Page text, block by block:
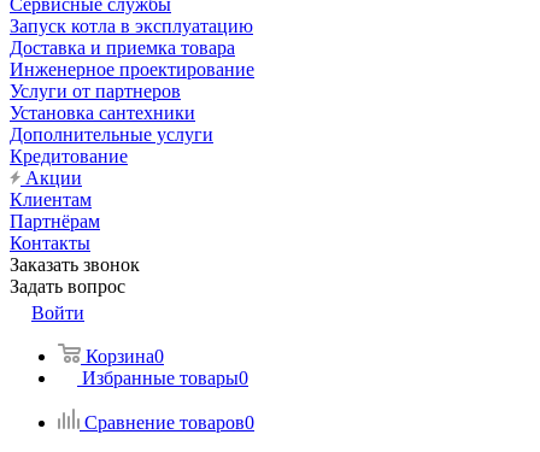
Сервисные службы
Запуск котла в эксплуатацию
Доставка и приемка товара
Инженерное проектирование
Услуги от партнеров
Установка сантехники
Дополнительные услуги
Кредитование
Акции
Клиентам
Партнёрам
Контакты
Заказать звонок
Задать вопрос
Войти
Корзина0
Избранные товары0
Сравнение товаров0